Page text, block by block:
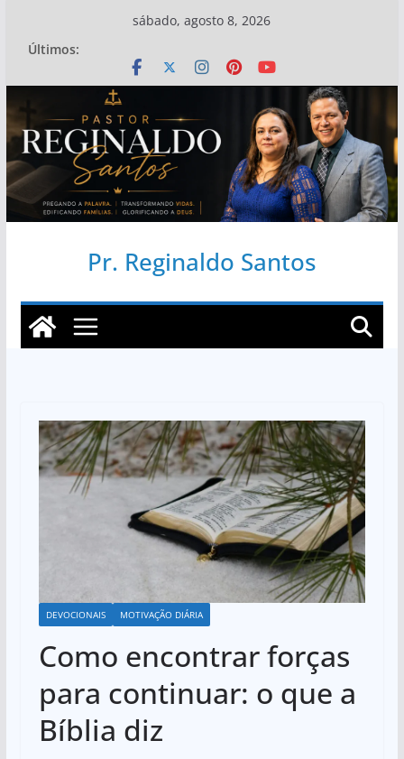
conteúdo
sábado, agosto 8, 2026
Últimos:
Pr. Reginaldo Santos
DEVOCIONAIS MOTIVAÇÃO DIÁRIA
Como encontrar forças
para continuar: o que a
Bíblia diz